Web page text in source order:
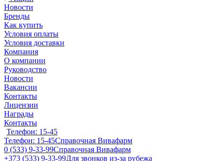
Новости
Бренды
Как купить
Условия оплаты
Условия доставки
Компания
О компании
Руководство
Новости
Вакансии
Контакты
Лицензии
Награды
Контакты
Телефон: 15-45
Телефон: 15-45Справочная Вивафарм
0 (533) 9-33-99Справочная Вивафарм
+373 (533) 9-33-99Для звонков из-за рубежа